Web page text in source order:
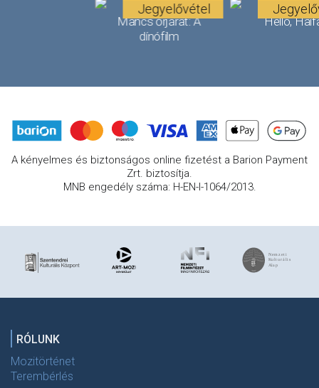
Mancs őrjárat: A
dínófilm
Jegyelővétel
Helló,
A kényelmes és biztonságos online fizetést a Barion Payment
Zrt. biztosítja.
MNB engedély száma: H-EN-I-1064/2013.
RÓLUNK
Mozitörténet
Terembérlés